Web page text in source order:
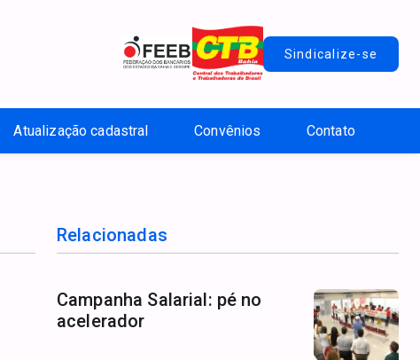
Sindicalize-se
Atualização cadastral Convênios Contato
Relacionadas
Campanha Salarial: pé no
acelerador